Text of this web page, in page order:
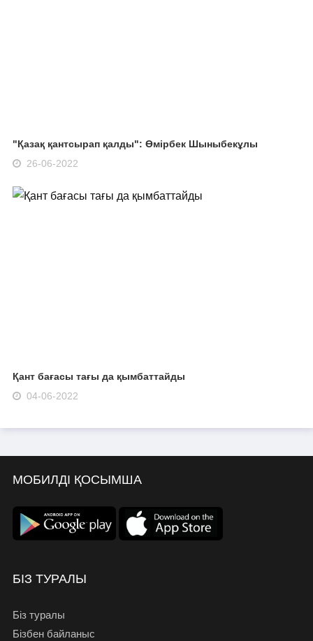
"Қазақ қантсырап қалды": Өмірбек Шыныбекұлы
26-06-2022
Қант бағасы тағы да қымбаттайды
04-06-2022
МОБИЛДІ ҚОСЫМША
БІЗ ТУРАЛЫ
Біз туралы
Бізбен байланыс